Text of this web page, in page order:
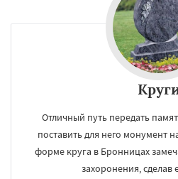
Отличный путь передать
поставить для него монумент
форме круга в Бронницах
захоронения, сделав